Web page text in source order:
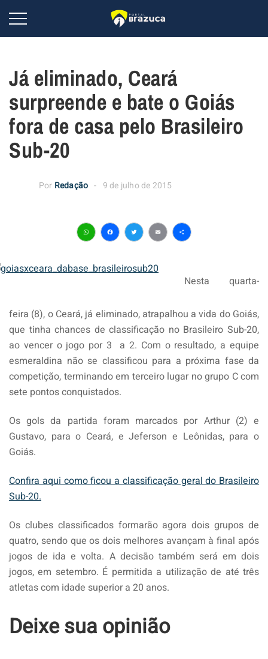
Já eliminado, Ceará
surpreende e bate o Goiás
fora de casa pelo Brasileiro
Sub-20
Por Redação 9 de julho de 2015
WhatsApp
Facebook
Twitter
EmailShare
Nesta quarta-
feira (8), o Ceará, já eliminado, atrapalhou a vida do Goiás,
que tinha chances de classificação no Brasileiro Sub-20,
ao vencer o jogo por 3 a 2. Com o resultado, a equipe
esmeraldina não se classificou para a próxima fase da
competição, terminando em terceiro lugar no grupo C com
sete pontos conquistados.
Os gols da partida foram marcados por Arthur (2) e
Gustavo, para o Ceará, e Jeferson e Leônidas, para o
Goiás.
Confira aqui como ficou a classificação geral do Brasileiro
Sub-20.
Os clubes classificados formarão agora dois grupos de
quatro, sendo que os dois melhores avançam à final após
jogos de ida e volta. A decisão também será em dois
jogos, em setembro. É permitida a utilização de até três
atletas com idade superior a 20 anos.
Deixe sua opinião